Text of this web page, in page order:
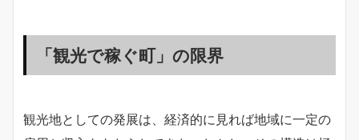
「観光で稼ぐ町」の限界
観光地としての発展は、経済的に見れば地域に一定の